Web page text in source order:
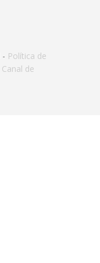
- Política de
Canal de